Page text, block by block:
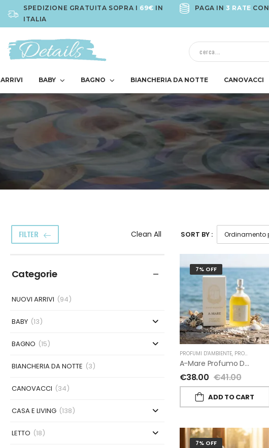
SPEDIZIONE GRATUITA SOPRA I 69€ IN
ITALIA
PAGA IN 3 RATE CON
BABY BAGNO BIANCHERIA DA NOTTE CANOVACCI
FILTER Clean All
Categorie
NUOVI ARRIVI (94)
BABY (13)
BAGNO (15)
BIANCHERIA DA NOTTE (3)
CANOVACCI (34)
CASA E LIVING (138)
LETTO (18)
SORT BY :
7% OFF
PROFUMI D'AMBIENTE, PROFUMI D'AMBIENTE FIORIRA' UN GIARDINO
A-Mare Profumo D’ambiente Di Fiorirà Un Giardino
€38.00 €41.00
ADD TO CART
7% OFF